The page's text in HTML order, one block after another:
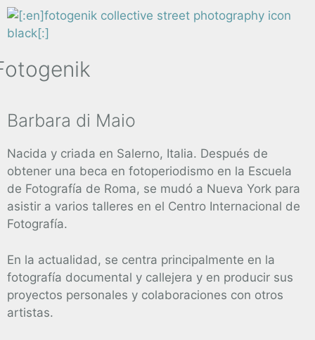
Barbara di Maio
Nacida y criada en Salerno, Italia. Después de
obtener una beca en fotoperiodismo en la Escuela
de Fotografía de Roma, se mudó a Nueva York para
asistir a varios talleres en el Centro Internacional de
Fotografía.
En la actualidad, se centra principalmente en la
fotografía documental y callejera y en producir sus
proyectos personales y colaboraciones con otros
artistas.